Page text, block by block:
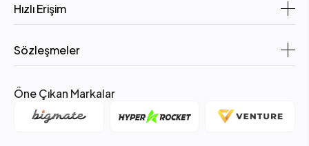
Hızlı Erişim
Sözleşmeler
Öne Çıkan Markalar